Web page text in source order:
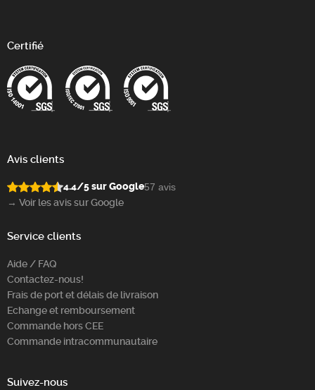
Certifié
Avis clients
4.4/5 sur Google57 avis
→ Voir les avis sur Google
Service clients
Aide / FAQ
Contactez-nous!
Frais de port et délais de livraison
Echange et remboursement
Commande hors CEE
Commande intracommunautaire
Suivez-nous